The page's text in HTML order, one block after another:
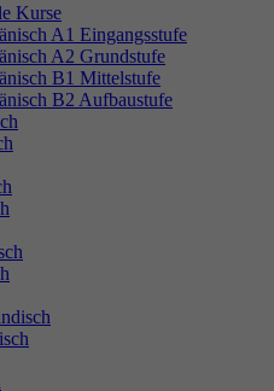
Kurse
A1 Eingangsstufe
A2 Grundstufe
B1 Mittelstufe
B2 Aufbaustufe